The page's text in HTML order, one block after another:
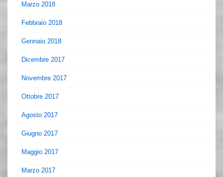
Marzo 2018
Febbraio 2018
Gennaio 2018
Dicembre 2017
Novembre 2017
Ottobre 2017
Agosto 2017
Giugno 2017
Maggio 2017
Marzo 2017